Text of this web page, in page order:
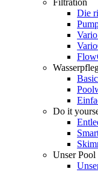
Filtration
Die
Do it
Unser Pool